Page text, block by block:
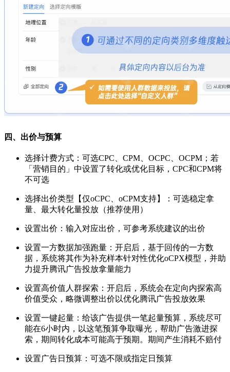
四、出价与预算
选择计费方式：可选CPC、CPM、OCPC、OCPM；若
「营销目的」中设置了转化或优化目标，CPC和CPM将
不可选
选择出价类型【仅oCPC、oCPM支持】：可选稳定拿
量、最大转化量投放（推荐使用）
设置出价：输入对应出价，可参考系统建议的出价
设置一方数据加强跑量：开启后，基于回传的一方数
据，系统将其作为补充样本针对性优化oCPX模型，并助
力提升腾讯广告投放拿量能力
设置高价值人群探索：开启后，系统会在定向内探索高
价值受众，略微调整出价以优化腾讯广告投放效果
设置一键起量：给该广告提供一笔起量预算，系统尽可
能在6小时内，以这笔预算争取曝光，帮助广告激进探
索，期间转化成本可能高于预期。期间产生消耗不赔付
设置广告日预算：可选不限或指定日预算